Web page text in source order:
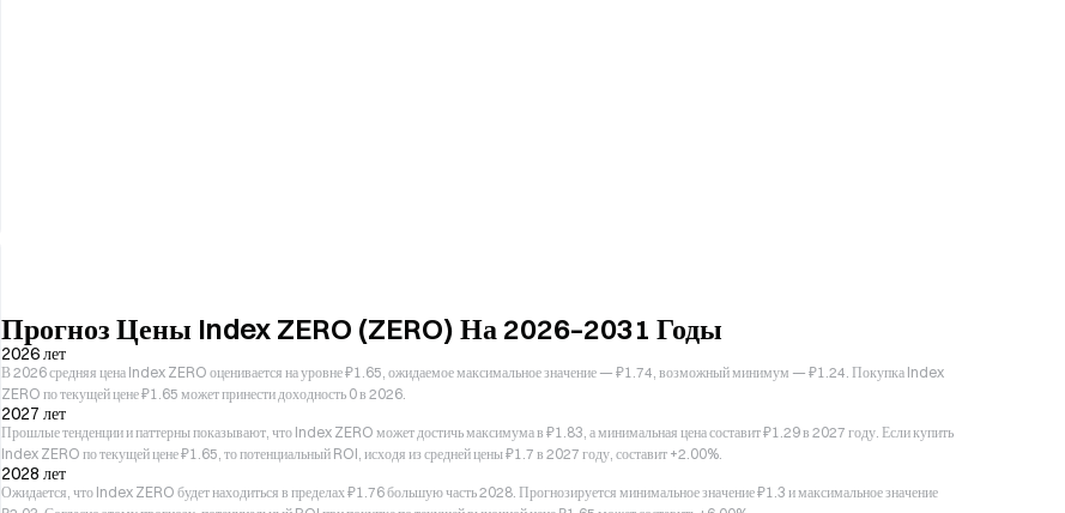
Прогноз Цены Index ZERO (ZERO) На 2026–2031 Годы
2026 лет
В 2026 средняя цена Index ZERO оценивается на уровне ₽1.65, ожидаемое максимальное значение — ₽1.74, возможный минимум — ₽1.24. Покупка Index
ZERO по текущей цене ₽1.65 может принести доходность 0 в 2026.
2027 лет
Прошлые тенденции и паттерны показывают, что Index ZERO может достичь максимума в ₽1.83, а минимальная цена составит ₽1.29 в 2027 году. Если купить
Index ZERO по текущей цене ₽1.65, то потенциальный ROI, исходя из средней цены ₽1.7 в 2027 году, составит +2.00%.
2028 лет
Ожидается, что Index ZERO будет находиться в пределах ₽1.76 большую часть 2028. Прогнозируется минимальное значение ₽1.3 и максимальное значение